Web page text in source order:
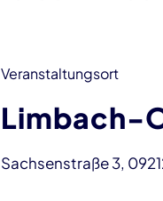
Veranstaltungsort
Limbach-
Sachsenstraße 3,